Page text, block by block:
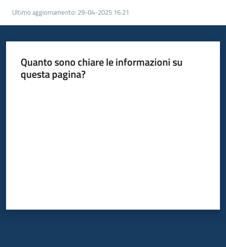
Ultimo aggiornamento: 29-04-2025 16:21
Quanto sono chiare le informazioni su
questa pagina?